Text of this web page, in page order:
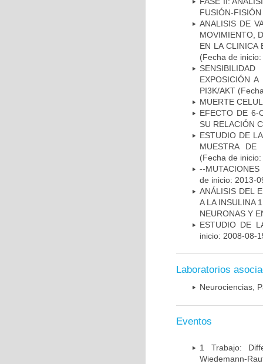
FUSIÓN-
ANALISIS DE
MOVIMIENTO,
EN LA CLINICA
(Fecha de
EXPOSICIÓN
PI3K/AKT
MUERTE
EFECTO DE 6-
SU RELACIÓN
ESTUDIO DE
MUESTRA DE
(Fecha de
--
de inicio: 2013-
ANÁLISIS DEL
A LA INSULINA
NEURONAS Y
ESTUDIO DE
inicio: 2008-08-
Laboratorios
Neurociencias,
Eventos
1 Trabajo:
Wiedemann-